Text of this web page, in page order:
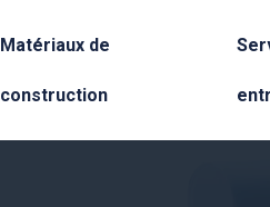
Matériaux de
construction